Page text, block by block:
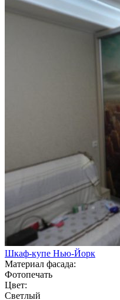
Шкаф-купе Нью-Йорк
Материал фасада:
Фотопечать
Цвет:
Светлый